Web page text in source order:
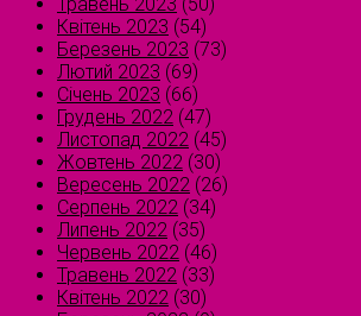
Квітень 2023 (54)
Березень 2023 (73)
Лютий 2023 (69)
Січень 2023 (66)
Грудень 2022 (47)
Листопад 2022 (45)
Жовтень 2022 (30)
Вересень 2022 (26)
Серпень 2022 (34)
Липень 2022 (35)
Червень 2022 (46)
Травень 2022 (33)
Квітень 2022 (30)